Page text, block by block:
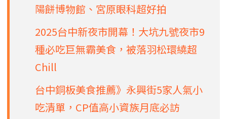
陽餅博物館、宮原眼科超好拍
2025台中新夜市開幕！大坑九號夜市9
種必吃巨無霸美食，被落羽松環繞超
Chill
台中銅板美食推薦》永興街5家人氣小
吃清單，CP值高小資族月底必訪